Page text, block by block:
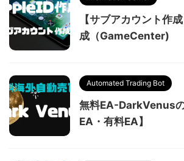
【サブアカウント作
成（GameCenter)
Automated Trading Bot
無料EA-DarkVenus
EA・有料EA】